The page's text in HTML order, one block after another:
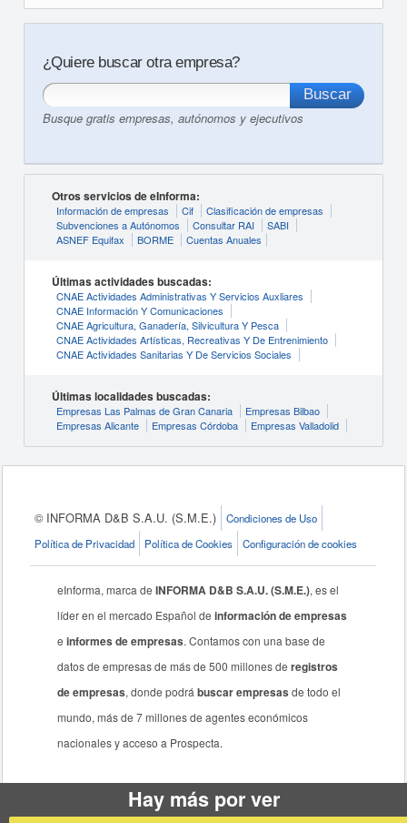
¿Quiere buscar otra empresa?
Busque gratis empresas, autónomos y ejecutivos
Otros servicios de eInforma:
Información de empresas Cif
Clasificación de empresas
Subvenciones a Autónomos
Consultar RAI
SABI
ASNEF Equifax
BORME Cuentas Anuales
Últimas actividades buscadas:
CNAE Actividades Administrativas Y Servicios Auxliares
CNAE Información Y Comunicaciones
CNAE Agricultura, Ganadería, Silvicultura Y Pesca
CNAE Actividades Artísticas, Recreativas Y De Entrenimiento
CNAE Actividades Sanitarias Y De Servicios Sociales
Últimas localidades buscadas:
Empresas Las Palmas de Gran Canaria
Empresas Bilbao
Empresas Alicante
Empresas Córdoba Empresas Valladolid
© INFORMA D&B S.A.U. (S.M.E.)
Condiciones de Uso
Política de Privacidad
Política de Cookies Configuración de cookies
eInforma, marca deINFORMA D&B S.A.U. (S.M.E.), es el
líder en el mercado Español deinformación de empresas
einformes de empresas. Contamos con una base de
datos de empresas de más de 500 millones deregistros
de empresas, donde podrábuscar empresas de todo el
mundo, más de 7 millones de agentes económicos
nacionales y acceso a Prospecta.
Hay más por ver